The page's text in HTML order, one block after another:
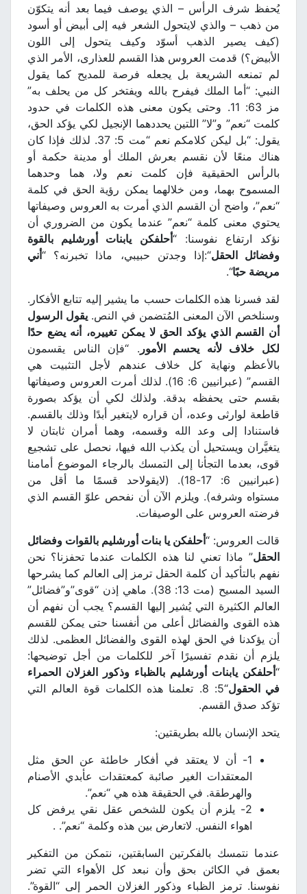
يُحفظ شرف الرأس – الذي يوصف فيما بعد أنه يتكوّن
من ذهب – والذي لايتحول الشعر فيه إلى أبيض أو أسود
(كيف يصير الذهب أسوّد وكيف يتحول إلى اللون
الأبيض؟) قدمت العروس هذا القسم للعذارى، الأمر الذي
لم تمنعه الشريعة بل يجعله فرصة للمديح كما يقول
النبي: “أما الملك فيفرح بالله ويفتخر كل من يحلف به”
مز 63: 11. وحتى يكون معنى هذه الكلمات في حدود
كلمت “نعم” و”لا” اللتين يحددهما الإنجيل لكي يؤكد الحق،
يقول: “بل ليكن كلامكم نعم “مت 5: 37. لذلك فإذا كان
هناك منعًا لأن نقسم بعرش الملك أو مدينة حكمة أو
بالرأس الحقيقية فإن كلمت نعم ولا، هما وحدهما
المسموح بهما، ومن خلالهما يمكن رؤية الحق في كلمة
“نعم”، واضح أن القسم الذي أمرت به العروس وصيفاتها
يحتوي معنى كلمة “نعم” عندما يكون من الضروري أن
نؤكد ارتفاع نفوسنا: “
أحلفكن يابنات أورشليم بالقوة
وفضائل الحقل“:إذا وجدتن حبيبي، ماذا تخبرنه؟ “ أني
مريضة حبًا“.
لقد فسرنا هذه الكلمات حسب ما يشير إليه تتابع الأفكار.
وسنلخص الآن المعنى المُتضمن في النص. يقول الرسول
أن القسم الذي يؤكد الحق لا يمكن تغييره، أنه يضع حدًا
لكل خلاف لأنه يحسم الأمور. “فإن الناس يقسمون
بالأعظم ونهاية كل خلاف عندهم لأجل التثبيت هي
القسم” (عبرانيين 6: 16). لذلك أمرت العروس وصيفاتها
بقسم حتى يحفظه بدقة. ولذلك لكي أن يؤكد بصورة
قاطعة لوارثى وعده، أن قراره لايتغير أبدًا وذلك بالقسم.
فاستنادا إلى وعد الله وقسمه، وهما أمران ثابتان لا
يتغيَّران ويستحيل أن يكذب الله فيها، نحصل على تشجيع
قوى، بعدما التجأنا إلى التمسك بالرجاء الموضوع أمامنا
(عبرانيين 6: 17-18). (لايقولاحد قسمًا ما أقل من
مستواه وشرفه). ويلزم الآن أن نفحص علوّ القسم الذي
فرضته العروس على الوصيفات.
قالت العروس: “أحلفكن يا بنات أورشليم بالقوات وفضائل
الحقل” ماذا تعني لنا هذه الكلمات عندما تحفزنا؟ نحن
نفهم بالتأكيد أن كلمة الحقل ترمز إلى العالم كما يشرحها
السيد المسيح (مت 13: 38). ماهي إذن “قوى”و”فضائل”
العالم الكثيرة التي يُشير إليها القسم؟ يجب أن نفهم أن
هذه القوى والفضائل أعلى من أنفسنا حتى يمكن للقسم
أن يؤكدنا في الحق لهذه القوى والفضائل العظمى. لذلك
يلزم أن نقدم تفسيرًا آخر للكلمات من أجل توضيحها:
أحلفكن يابنات أورشليم بالظباء وذكور الغزلان الحمراء
في الحقول
“5: 8. تعلمنا هذه الكلمات قوة العالم التي
تؤكد صدق القسم.
يتحد الإنسان بالله بطريقتين:
1- أن لا يعتقد في أفكار خاطئة عن الحق مثل
المعتقدات الغير صائبة كمعتقدات عأبدي الأصنام
والهرطقة. في الحقيقة هذه هي “نعم”.
2- يلزم أن يكون للشخص عقل نقي يرفض كل
اهواء النفس. لاتعارض بين هذه وكلمة “نعم”. .
عندما نتمسك بالفكرتين السابقتين، نتمكن من التفكير
بعمق في الكائن بحق وأن نبعد كل الأهواء التي تضر
نفوسنا. ترمز الظباء وذكور الغزلان الحمر إلى “القوة”.